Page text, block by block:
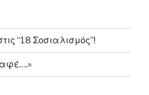
“18 Σοσιαλισμός”!